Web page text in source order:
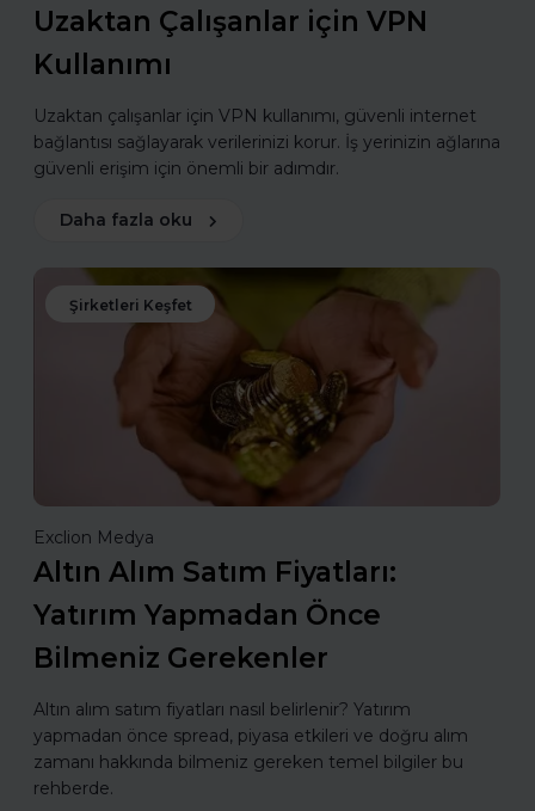
Uzaktan Çalışanlar için VPN
Kullanımı
Uzaktan çalışanlar için VPN kullanımı, güvenli internet
bağlantısı sağlayarak verilerinizi korur. İş yerinizin ağlarına
güvenli erişim için önemli bir adımdır.
Daha fazla oku
Şirketleri Keşfet
Exclion Medya
Altın Alım Satım Fiyatları:
Yatırım Yapmadan Önce
Bilmeniz Gerekenler
Altın alım satım fiyatları nasıl belirlenir? Yatırım
yapmadan önce spread, piyasa etkileri ve doğru alım
zamanı hakkında bilmeniz gereken temel bilgiler bu
rehberde.